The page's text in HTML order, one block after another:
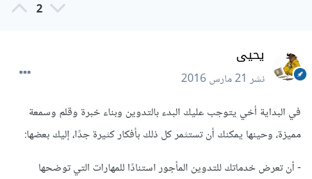
2
يحيى
نشر21 مارس 2016
في البداية أخي يتوجب عليك البدء بالتدوين وبناء خبرة وقلم وسمعة
مميزة، وحينها يمكنك أن تستثمر كل ذلك بأفكار كثيرة جدًا، إليك بعضها:
- أن تعرض خدماتك للتدوين المأجور استنادًا للمهارات التي توضحها